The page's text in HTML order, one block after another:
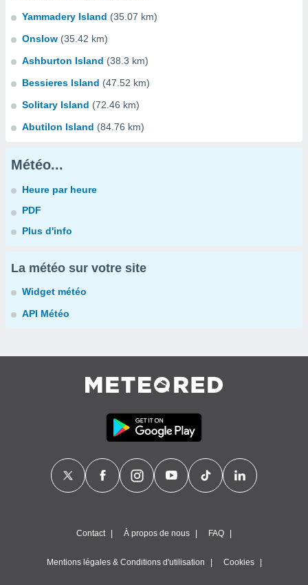
Yammadery Island (35.07 km)
Onslow (35.42 km)
Ashburton Island (38.3 km)
Bessieres Island (47.52 km)
Solitary Island (72.46 km)
Abutilon Island (84.76 km)
Météo...
Heure par heure
PDF
Plus d'info
La météo sur votre site
Widget météo
API Météo
Contact À propos de nous FAQ
Mentions légales & Conditions d'utilisation Cookies